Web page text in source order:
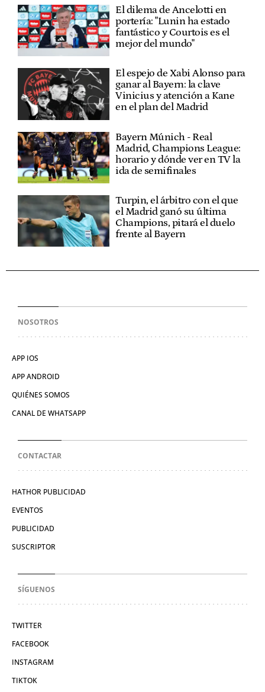
El dilema de Ancelotti en
portería: "Lunin ha estado
fantástico y Courtois es el
mejor del mundo"
El espejo de Xabi Alonso para
ganar al Bayern: la clave
Vinicius y atención a Kane
en el plan del Madrid
Bayern Múnich - Real
Madrid, Champions League:
horario y dónde ver en TV la
ida de semifinales
Turpin, el árbitro con el que
el Madrid ganó su última
Champions, pitará el duelo
frente al Bayern
NOSOTROS
APP IOS
APP ANDROID
QUIÉNES SOMOS
CANAL DE WHATSAPP
CONTACTAR
HATHOR PUBLICIDAD
EVENTOS
PUBLICIDAD
SUSCRIPTOR
SÍGUENOS
TWITTER
FACEBOOK
INSTAGRAM
TIKTOK